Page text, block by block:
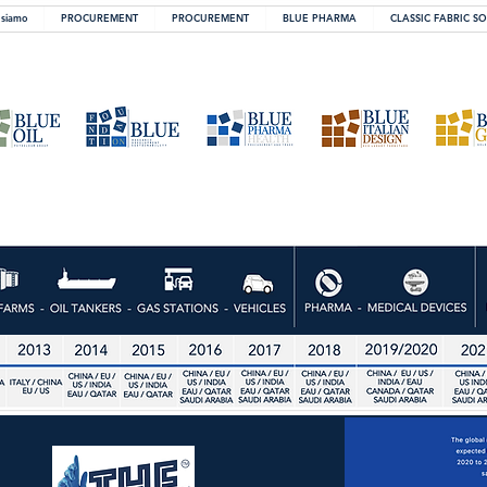
PROCUREMENT PROCUREMENT BLUE PHARMA CLASSIC FABRIC